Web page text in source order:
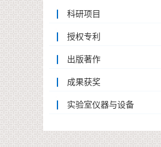
科研项目
授权专利
出版著作
成果获奖
实验室仪器与设备